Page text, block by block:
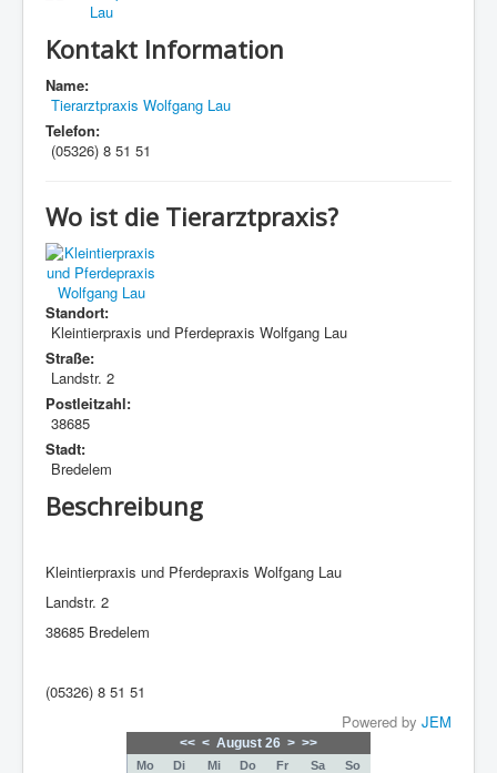
Kontakt Information
Name:
Tierarztpraxis Wolfgang Lau
Telefon:
(05326) 8 51 51
Wo ist die Tierarztpraxis?
Standort:
Kleintierpraxis und Pferdepraxis Wolfgang Lau
Straße:
Landstr. 2
Postleitzahl:
38685
Stadt:
Bredelem
Beschreibung
Kleintierpraxis und Pferdepraxis Wolfgang Lau
Landstr. 2
38685 Bredelem
(05326) 8 51 51
Powered by JEM
<< < August 26 > >>
Mo Di Mi Do Fr Sa
So